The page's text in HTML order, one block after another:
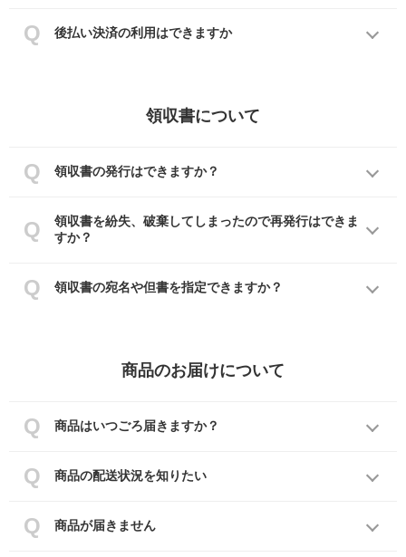
後払い決済の利用はできますか
領収書について
領収書の発行はできますか？
領収書を紛失、破棄してしまったので再発行はできま
すか？
領収書の宛名や但書を指定できますか？
商品のお届けについて
商品はいつごろ届きますか？
商品の配送状況を知りたい
商品が届きません